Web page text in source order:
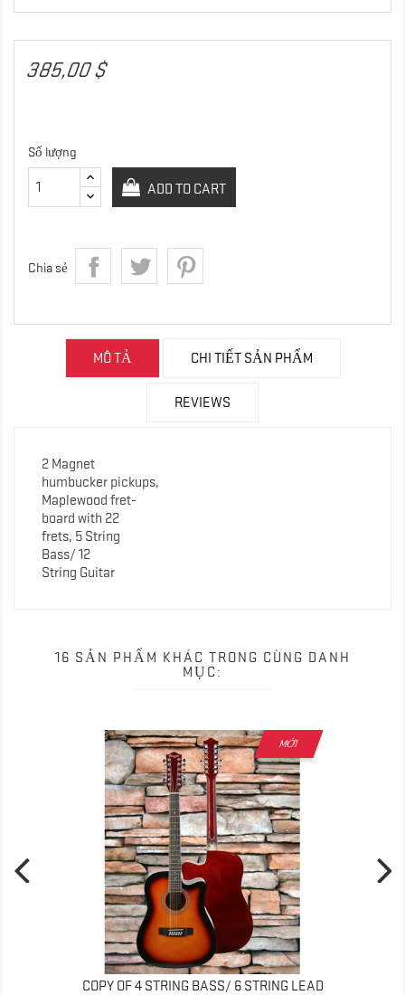
385,00 $
Số lượng
ADD TO CART
Chia sẻ
MÔ TẢ CHI TIẾT SẢN PHẨM
REVIEWS
2 Magnet
humbucker pickups,
Maplewood fret-
board with 22
frets, 5 String
Bass/ 12
String Guitar
16 SẢN PHẨM KHÁC TRONG CÙNG DANH
MỤC:
MỚI
COPY OF 4 STRING BASS/ 6 STRING LEAD